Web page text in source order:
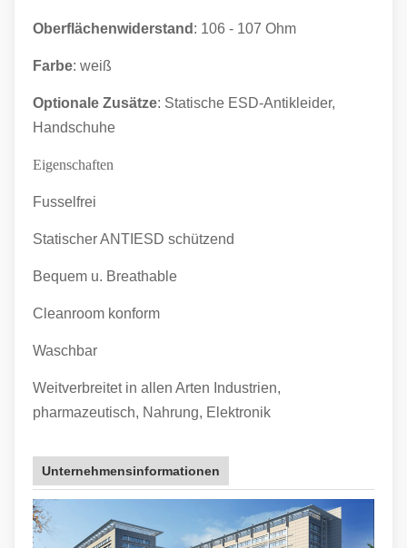
Oberflächenwiderstand : 106 - 107 Ohm
Farbe: weiß
Optionale Zusätze: Statische ESD-Antikleider,
Handschuhe
Eigenschaften
Fusselfrei
Statischer ANTIESD schützend
Bequem u. Breathable
Cleanroom konform
Waschbar
Weitverbreitet in allen Arten Industrien,
pharmazeutisch, Nahrung, Elektronik
Unternehmensinformationen